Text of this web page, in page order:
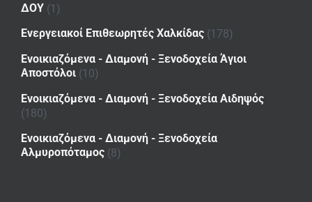
ΔΟΥ (1)
Ενεργειακοί Επιθεωρητές Χαλκίδας (178)
Ενοικιαζόμενα - Διαμονή - Ξενοδοχεία Άγιοι
Αποστόλοι (10)
Ενοικιαζόμενα - Διαμονή - Ξενοδοχεία Αιδηψός
(180)
Ενοικιαζόμενα - Διαμονή - Ξενοδοχεία
Αλμυροπόταμος (8)